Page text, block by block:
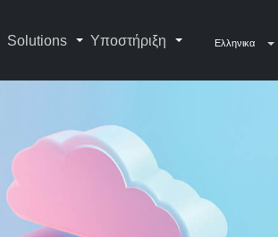
Solutions Υποστήριξη Ελληνικα